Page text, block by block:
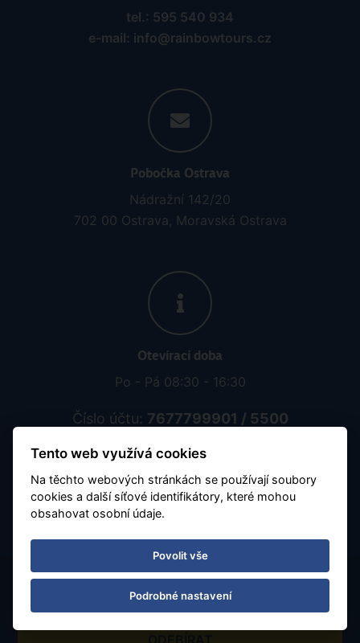
tel.: 595 540 934
e-mail: info@rainbowtours.cz
Pobočka Ostrava
Nádražní 142/20
702 00 Ostrava, Moravská Ostrava
Otevírací doba
Po - Pá 08:30 - 16:30
Číslo účtu: 7677799901 / 5500
Obchodujeme s aktuálním kurzem 1zł = 5.65 Kč
Tento web využívá cookies
Na těchto webových stránkách se používají soubory
cookies a další síťové identifikátory, které mohou
obsahovat osobní údaje.
Povolit vše
Podrobné nastavení